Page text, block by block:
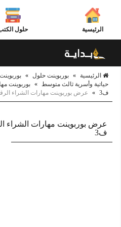
الرئيسية حلول
الرئيسية » بوربوينت حلول »
حياتية وأسرية ثالث متوسط » بوربوينت
ف3
» عرض بوربوينت مهارات الشراء
عرض بوربوينت مهارات الشراء
ف3